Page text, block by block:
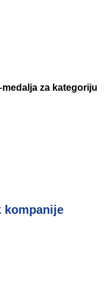
za kategoriju
kompanije